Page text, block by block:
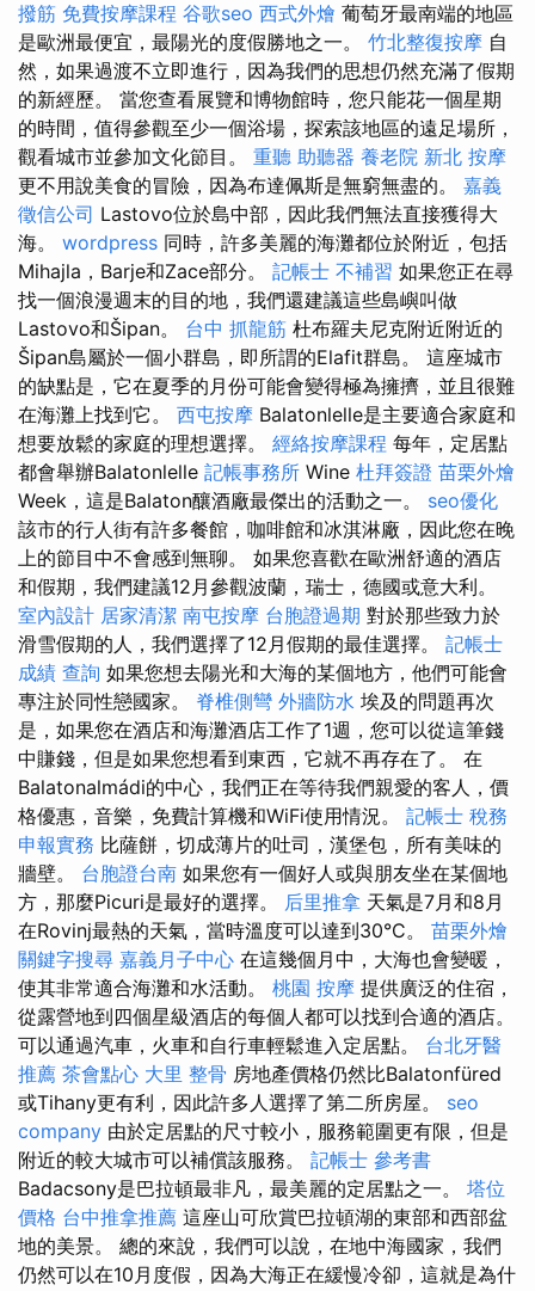
撥筋 免費按摩課程 谷歌seo 西式外燴 葡萄牙最南端的地區
是歐洲最便宜，最陽光的度假勝地之一。 竹北整復按摩 自
然，如果過渡不立即進行，因為我們的思想仍然充滿了假期
的新經歷。 當您查看展覽和博物館時，您只能花一個星期
的時間，值得參觀至少一個浴場，探索該地區的遠足場所，
觀看城市並參加文化節目。 重聽 助聽器 養老院 新北 按摩
更不用說美食的冒險，因為布達佩斯是無窮無盡的。 嘉義
徵信公司 Lastovo位於島中部，因此我們無法直接獲得大
海。 wordpress 同時，許多美麗的海灘都位於附近，包括
Mihajla，Barje和Zace部分。 記帳士 不補習 如果您正在尋
找一個浪漫週末的目的地，我們還建議這些島嶼叫做
Lastovo和Šipan。 台中 抓龍筋 杜布羅夫尼克附近附近的
Šipan島屬於一個小群島，即所謂的Elafit群島。 這座城市
的缺點是，它在夏季的月份可能會變得極為擁擠，並且很難
在海灘上找到它。 西屯按摩 Balatonlelle是主要適合家庭和
想要放鬆的家庭的理想選擇。 經絡按摩課程 每年，定居點
都會舉辦Balatonlelle 記帳事務所 Wine 杜拜簽證 苗栗外燴
Week，這是Balaton釀酒廠最傑出的活動之一。 seo優化
該市的行人街有許多餐館，咖啡館和冰淇淋廠，因此您在晚
上的節目中不會感到無聊。 如果您喜歡在歐洲舒適的酒店
和假期，我們建議12月參觀波蘭，瑞士，德國或意大利。
室內設計 居家清潔 南屯按摩 台胞證過期 對於那些致力於
滑雪假期的人，我們選擇了12月假期的最佳選擇。 記帳士
成績 查詢 如果您想去陽光和大海的某個地方，他們可能會
專注於同性戀國家。 脊椎側彎 外牆防水 埃及的問題再次
是，如果您在酒店和海灘酒店工作了1週，您可以從這筆錢
中賺錢，但是如果您想看到東西，它就不再存在了。 在
Balatonalmádi的中心，我們正在等待我們親愛的客人，價
格優惠，音樂，免費計算機和WiFi使用情況。 記帳士 稅務
申報實務 比薩餅，切成薄片的吐司，漢堡包，所有美味的
牆壁。 台胞證台南 如果您有一個好人或與朋友坐在某個地
方，那麼Picuri是最好的選擇。 后里推拿 天氣是7月和8月
在Rovinj最熱的天氣，當時溫度可以達到30°C。 苗栗外燴
關鍵字搜尋 嘉義月子中心 在這幾個月中，大海也會變暖，
使其非常適合海灘和水活動。 桃園 按摩 提供廣泛的住宿，
從露營地到四個星級酒店的每個人都可以找到合適的酒店。
可以通過汽車，火車和自行車輕鬆進入定居點。 台北牙醫
推薦 茶會點心 大里 整骨 房地產價格仍然比Balatonfüred
或Tihany更有利，因此許多人選擇了第二所房屋。 seo
company 由於定居點的尺寸較小，服務範圍更有限，但是
附近的較大城市可以補償該服務。 記帳士 參考書
Badacsony是巴拉頓最非凡，最美麗的定居點之一。 塔位
價格 台中推拿推薦 這座山可欣賞巴拉頓湖的東部和西部盆
地的美景。 總的來說，我們可以說，在地中海國家，我們
仍然可以在10月度假，因為大海正在緩慢冷卻，這就是為什